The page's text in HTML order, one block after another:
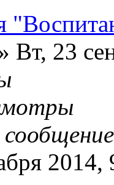
Вт, 23
2014,